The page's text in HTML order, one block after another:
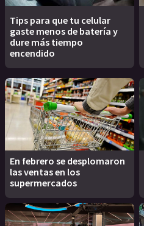
Tips para que tu celular
gaste menos de batería y
dure más tiempo
encendido
En febrero se desplomaron
las ventas en los
supermercados